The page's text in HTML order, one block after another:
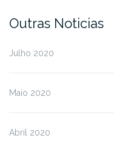
Outras Noticias
Julho 2020
Maio 2020
Abril 2020